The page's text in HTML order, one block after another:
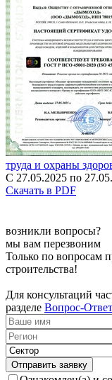
труда и охраны
С 27.05.2025 по
Скачать в PDF
возникли вопросы?
мы вам перезвоним
Только по вопросам
строительства!
Для консультаций
разделе Вопрос-Ответ